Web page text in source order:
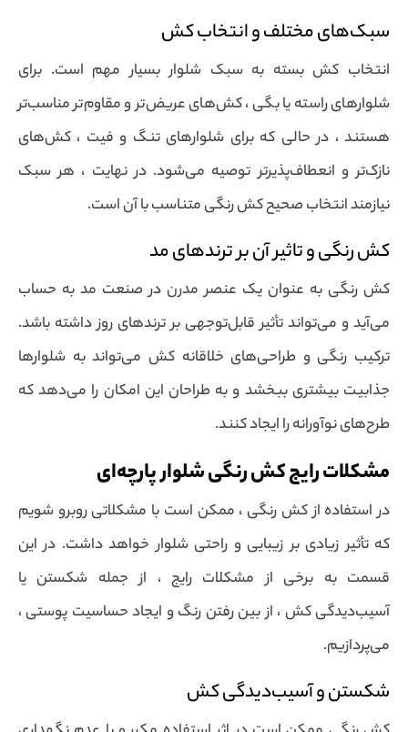
سبک‌های مختلف و انتخاب کش
انتخاب کش بسته به سبک شلوار بسیار مهم است. برای
شلوارهای راسته یا بگی ، کش‌های عریض‌تر و مقاوم‌تر مناسب‌تر
هستند ، در حالی که برای شلوارهای تنگ و فیت ، کش‌های
نازک‌تر و انعطاف‌پذیرتر توصیه می‌شود. در نهایت ، هر سبک
نیازمند انتخاب صحیح کش رنگی متناسب با آن است.
کش رنگی و تاثیر آن بر ترندهای مد
کش رنگی به عنوان یک عنصر مدرن در صنعت مد به حساب
می‌آید و می‌تواند تأثیر قابل‌توجهی بر ترندهای روز داشته باشد.
ترکیب رنگی و طراحی‌های خلاقانه کش می‌تواند به شلوارها
جذابیت بیشتری ببخشد و به طراحان این امکان را می‌دهد که
طرح‌های نوآورانه را ایجاد کنند.
مشکلات رایج کش رنگی شلوار پارچه‌ای
در استفاده از کش رنگی ، ممکن است با مشکلاتی روبرو شویم
که تأثیر زیادی بر زیبایی و راحتی شلوار خواهد داشت. در این
قسمت به برخی از مشکلات رایج ، از جمله شکستن یا
آسیب‌دیدگی کش ، از بین رفتن رنگ و ایجاد حساسیت پوستی ،
می‌پردازیم.
شکستن و آسیب‌دیدگی کش